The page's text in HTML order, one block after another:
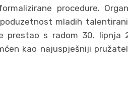
procedure.
mladih
s radom 30. lipnja
kao najuspješniji